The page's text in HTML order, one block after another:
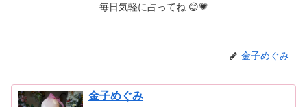
毎日気軽に占ってね 😊💗
金子めぐみ
金子めぐみ